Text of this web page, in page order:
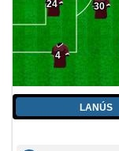
24
4
30
LANÚS